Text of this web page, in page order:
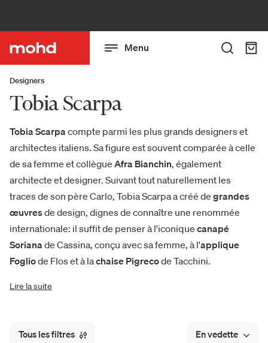
Menu
Designers
Tobia Scarpa
Tobia Scarpacompte parmi les plus grands designers et
architectes italiens. Sa figure est souvent comparée à celle
de sa femme et collègue Afra Bianchin, également
architecte et designer. Suivant tout naturellement les
traces de son père Carlo, Tobia Scarpa a créé de grandes
œuvresde design, dignes de connaître une renommée
internationale: il suffit de penser à l'iconique canapé
Sorianade Cassina, conçu avec sa femme, à l'applique
Fogliode Flos et à lachaise Pigrecode Tacchini.
Lire la suite
Tous les filtres En vedette